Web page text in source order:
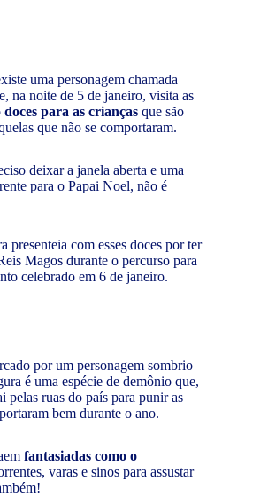
uma personagem chamada
na noite de 5 de janeiro, visita as
doces para as crianças que são
que não se comportaram.
deixar a janela aberta e uma
para o Papai Noel, não é
presenteia com esses doces por ter
Magos durante o percurso para
celebrado em 6 de janeiro.
por um personagem sombrio
é uma espécie de demônio que,
pelas ruas do país para punir as
bem durante o ano.
fantasiadas como o
varas e sinos para assustar